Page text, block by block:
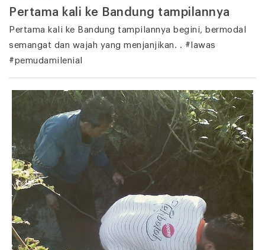
Pertama kali ke Bandung tampilannya
Pertama kali ke Bandung tampilannya begini, bermodal
semangat dan wajah yang menjanjikan. . #lawas
#pemudamilenial